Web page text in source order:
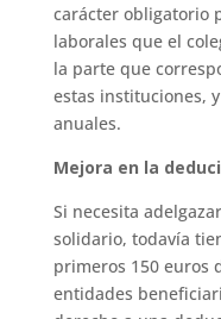
carácter obligatorio
laborales que el
la parte que
estas instituciones,
anuales.
Mejora en la
Si necesita
solidario, todavía
primeros 150 euros
entidades